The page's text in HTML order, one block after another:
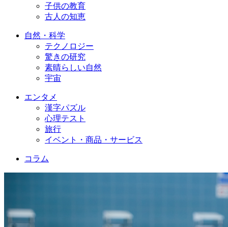
子供の教育
古人の知恵
自然・科学
テクノロジー
驚きの研究
素晴らしい自然
宇宙
エンタメ
漢字パズル
心理テスト
旅行
イベント・商品・サービス
コラム